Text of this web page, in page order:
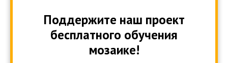
Поддержите наш проект
бесплатного обучения
мозаике!